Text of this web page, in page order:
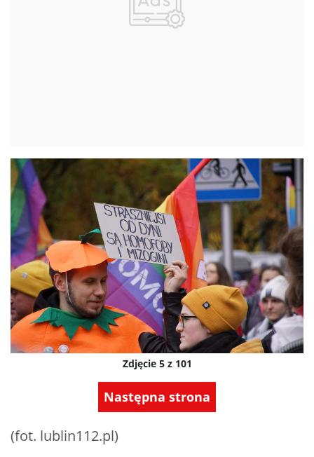
Zdjęcie 5 z 101
Następna strona
(fot. lublin112.pl)